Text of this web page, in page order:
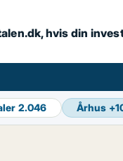
hvis din
2.046 Århus +